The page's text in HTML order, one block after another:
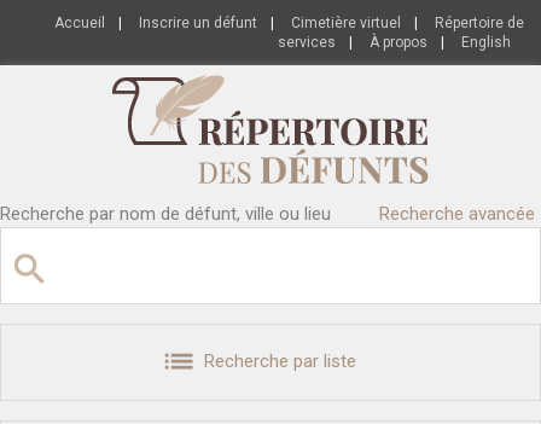
Accueil Inscrire un défunt Cimetière virtuel
Répertoire de
services
À propos English
Recherche par nom de défunt, ville ou lieu Recherche avancée
Recherche par liste